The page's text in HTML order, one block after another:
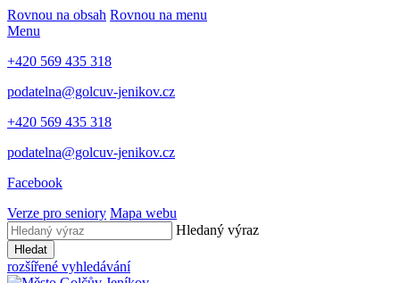
Rovnou na obsah Rovnou na menu
Menu
+420 569 435 318
podatelna@golcuv-jenikov.cz
+420 569 435 318
podatelna@golcuv-jenikov.cz
Facebook
Verze pro seniory Mapa webu
Hledaný výraz
Hledat
rozšířené vyhledávání